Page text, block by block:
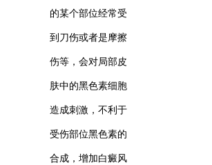
的某个部位经常受
到刀伤或者是摩擦
伤等，会对局部皮
肤中的黑色素细胞
造成刺激，不利于
受伤部位黑色素的
合成，增加白癜风